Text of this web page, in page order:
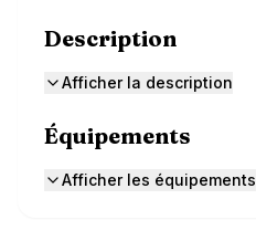
Description
Afficher la description
Équipements
Afficher les équipements